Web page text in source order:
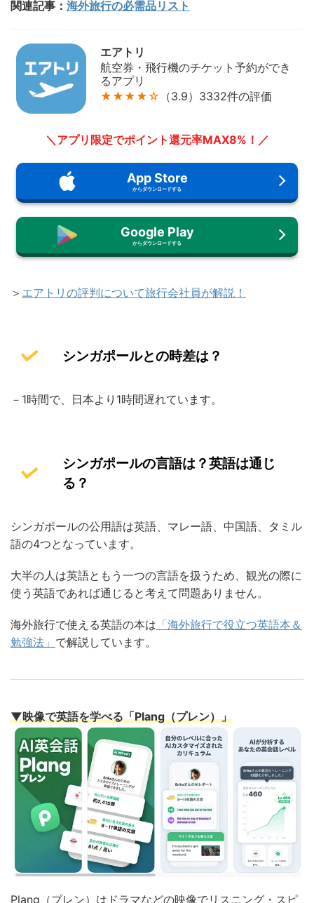
関連記事： 海外旅行の必需品リスト
エアトリ
航空券・飛行機のチケット予約ができ
るアプリ
★★★★☆ （3.9）3332件の評価
＼アプリ限定でポイント還元率MAX8%！／
App Store
からダウンロードする
Google Play
からダウンロードする
＞ エアトリの評判について旅行会社員が解説！
シンガポールとの時差は？
－1時間で、日本より1時間遅れています。
シンガポールの言語は？英語は通じ
る？
シンガポールの公用語は英語、マレー語、中国語、タミル
語の4つとなっています。
大半の人は英語ともう一つの言語を扱うため、観光の際に
使う英語であれば通じると考えて問題ありません。
海外旅行で使える英語の本は 「海外旅行で役立つ英語本＆
勉強法」 で解説しています。
▼映像で英語を学べる「Plang（プレン）」
Plang（プレン）はドラマなどの映像でリスニング・スピ